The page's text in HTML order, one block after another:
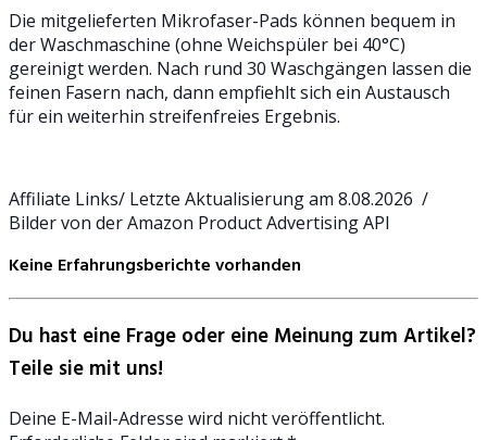
Die mitgelieferten Mikrofaser-Pads können bequem in
der Waschmaschine (ohne Weichspüler bei 40°C)
gereinigt werden. Nach rund 30 Waschgängen lassen die
feinen Fasern nach, dann empfiehlt sich ein Austausch
für ein weiterhin streifenfreies Ergebnis.
Affiliate Links/ Letzte Aktualisierung am 8.08.2026 /
Bilder von der Amazon Product Advertising API
Keine Erfahrungsberichte vorhanden
Du hast eine Frage oder eine Meinung zum Artikel?
Teile sie mit uns!
Deine E-Mail-Adresse wird nicht veröffentlicht.